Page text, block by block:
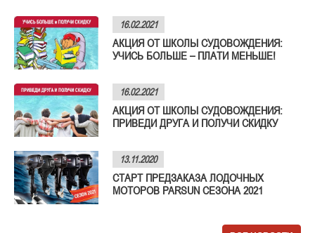
16.02.2021
АКЦИЯ ОТ ШКОЛЫ СУДОВОЖДЕНИЯ:
УЧИСЬ БОЛЬШЕ – ПЛАТИ МЕНЬШЕ!
16.02.2021
АКЦИЯ ОТ ШКОЛЫ СУДОВОЖДЕНИЯ:
ПРИВЕДИ ДРУГА И ПОЛУЧИ СКИДКУ
13.11.2020
СТАРТ ПРЕДЗАКАЗА ЛОДОЧНЫХ
МОТОРОВ PARSUN СЕЗОНА 2021